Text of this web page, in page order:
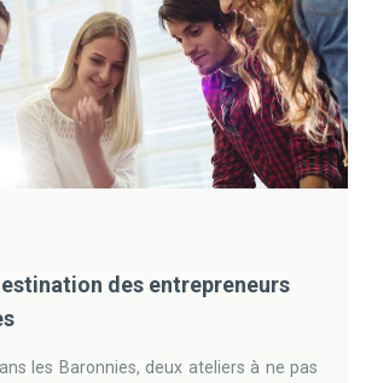
des entrepreneurs
les Baronnies, deux ateliers à ne pas